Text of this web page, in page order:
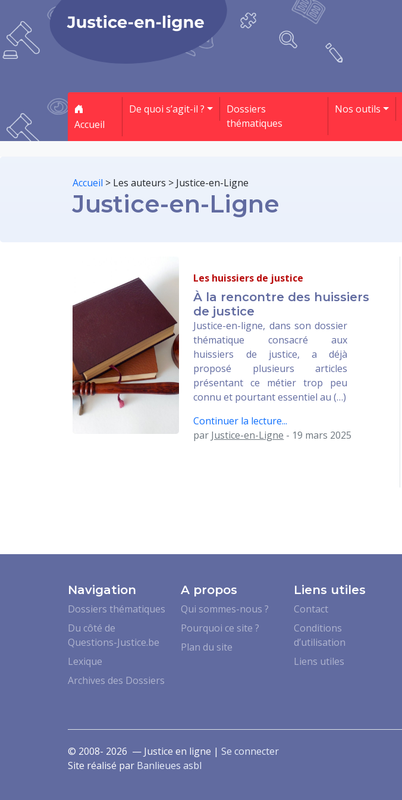
Accueil
De quoi s’agit-il ?
Dossiers
thématiques
Nos outils
Accueil > Les auteurs > Justice-en-Ligne
Justice-en-Ligne
Les huissiers de justice
À la rencontre des huissiers
de justice
Justice-en-ligne, dans son dossier
thématique consacré aux
huissiers de justice, a déjà
proposé plusieurs articles
présentant ce métier trop peu
connu et pourtant essentiel au (…)
Continuer la lecture...
par Justice-en-Ligne - 19 mars 2025
Navigation
Dossiers thématiques
Du côté de
Questions-Justice.be
Lexique
Archives des Dossiers
A propos
Qui sommes-nous ?
Pourquoi ce site ?
Plan du site
Liens utiles
Contact
Conditions
d’utilisation
Liens utiles
© 2008- 2026 — Justice en ligne | Se connecter
Site réalisé par Banlieues asbl